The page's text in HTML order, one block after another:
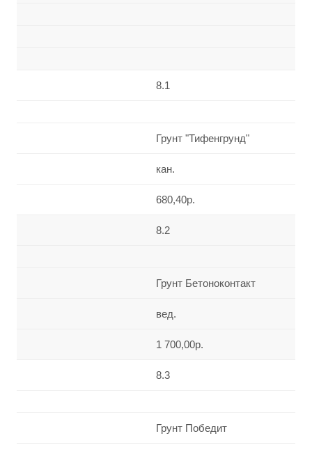
8.1
Грунт "Тифенгрунд"
кан.
680,40р.
8.2
Грунт Бетоноконтакт
вед.
1 700,00р.
8.3
Грунт Победит